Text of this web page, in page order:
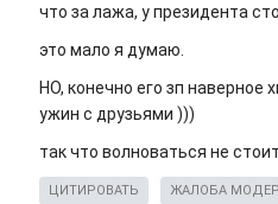
что за лажа, у президента
это мало я думаю.
НО, конечно его зп наверное
ужин с друзьями )))
так что волноваться не
ЦИТИРОВАТЬ ЖАЛОБА